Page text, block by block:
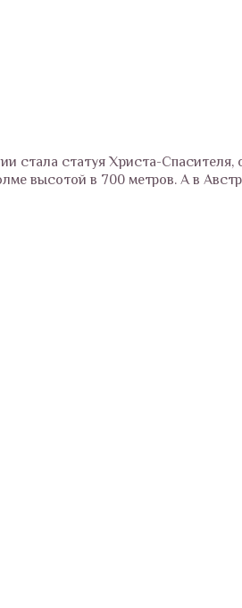
стала статуя Христа-Спасителя,
высотой в 700 метров. А в